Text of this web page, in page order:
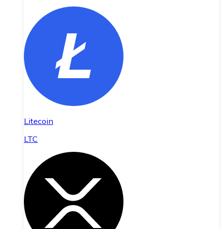
Litecoin
LTC